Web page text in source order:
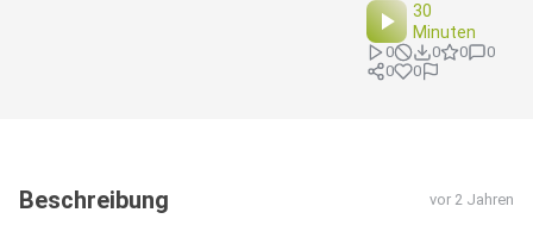
30
Minuten
0 0 0
0
0
0
Beschreibung vor 2 Jahren